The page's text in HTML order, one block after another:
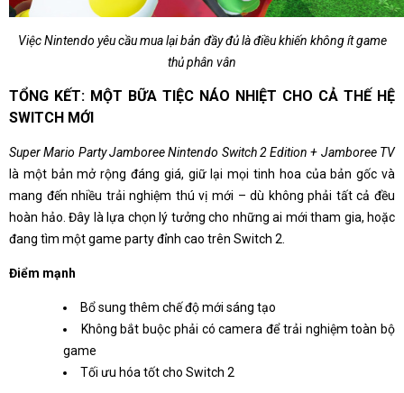
Việc Nintendo yêu cầu mua lại bản đầy đủ là điều khiến không ít game
thủ phân vân
TỔNG KẾT: MỘT BỮA TIỆC NÁO NHIỆT CHO CẢ THẾ HỆ
SWITCH MỚI
Super Mario Party Jamboree Nintendo Switch 2 Edition + Jamboree TV
là một bản mở rộng đáng giá, giữ lại mọi tinh hoa của bản gốc và
mang đến nhiều trải nghiệm thú vị mới – dù không phải tất cả đều
hoàn hảo. Đây là lựa chọn lý tưởng cho những ai mới tham gia, hoặc
đang tìm một game party đỉnh cao trên Switch 2.
Điểm mạnh
Bổ sung thêm chế độ mới sáng tạo
Không bắt buộc phải có camera để trải nghiệm toàn bộ
game
Tối ưu hóa tốt cho Switch 2